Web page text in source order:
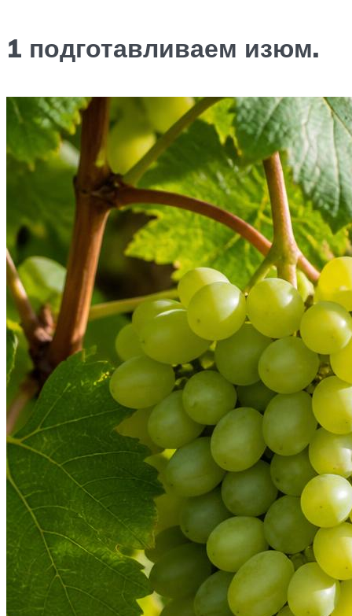
1 подготавливаем изюм.